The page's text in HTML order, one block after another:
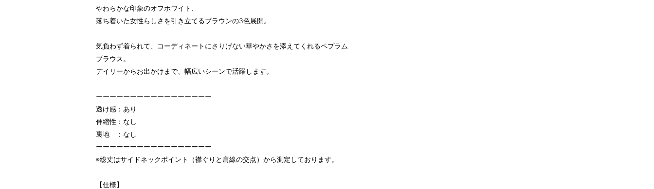
やわらかな印象のオフホワイト、
落ち着いた女性らしさを引き立てるブラウンの3色展開。
気負わず着られて、コーディネートにさりげない華やかさを添えてくれるペプラム
ブラウス。
デイリーからお出かけまで、幅広いシーンで活躍します。
ーーーーーーーーーーーーーーーーー
透け感：あり
伸縮性：なし
裏地 ：なし
ーーーーーーーーーーーーーーーーー
※総丈はサイドネックポイント（襟ぐりと肩線の交点）から測定しております。
【仕様】